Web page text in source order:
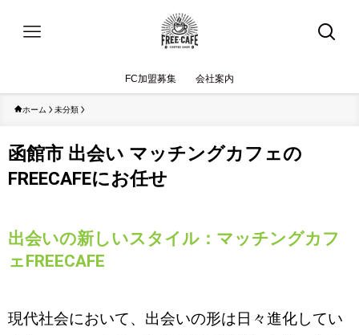
FC加盟募集 会社案内
ホーム 未分類
函館市 出会い マッチングカフェの
FREECAFEにお任せ
出会いの新しいスタイル：マッチングカフ
ェFREECAFE
現代社会において、出会いの形は日々進化してい